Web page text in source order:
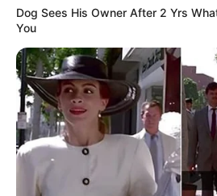
Dog Sees His Owner After 2 Yrs
You